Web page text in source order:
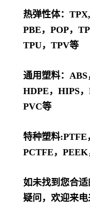
热弹性体：
PBE，POP，
TPU，TPV等
通用塑料：ABS
HDPE，HIPS
PVC等
特种塑料:PTFE
PCTFE，
如未找到您合
疑问，欢迎来